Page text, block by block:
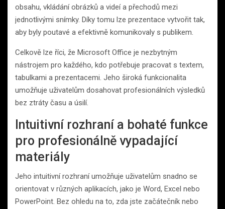
obsahu, vkládání obrázků a videí a přechodů mezi
jednotlivými snímky. Díky tomu lze prezentace vytvořit tak,
aby byly poutavé a efektivně komunikovaly s publikem.
Celkově lze říci, že Microsoft Office je nezbytným
nástrojem pro každého, kdo potřebuje pracovat s textem,
tabulkami a prezentacemi. Jeho široká funkcionalita
umožňuje uživatelům dosahovat profesionálních výsledků
bez ztráty času a úsilí.
Intuitivní rozhraní a bohaté funkce
pro profesionálně vypadající
materiály
Jeho intuitivní rozhraní umožňuje uživatelům snadno se
orientovat v různých aplikacích, jako je Word, Excel nebo
PowerPoint. Bez ohledu na to, zda jste začátečník nebo